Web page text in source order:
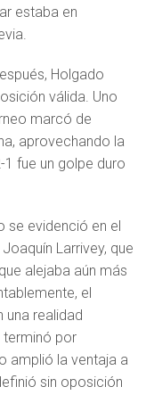
estaba en
Holgado
válida. Uno
marcó de
aprovechando la
fue un golpe duro
se evidenció en el
Larrivey, que
alejaba aún más
el
realidad
terminó por
amplió la ventaja a
sin oposición